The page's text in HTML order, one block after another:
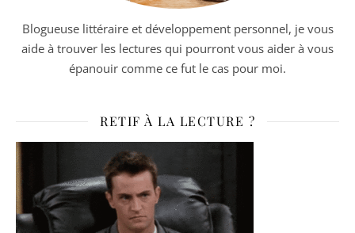
Blogueuse littéraire et développement personnel, je vous
aide à trouver les lectures qui pourront vous aider à vous
épanouir comme ce fut le cas pour moi.
RETIF À LA LECTURE ?